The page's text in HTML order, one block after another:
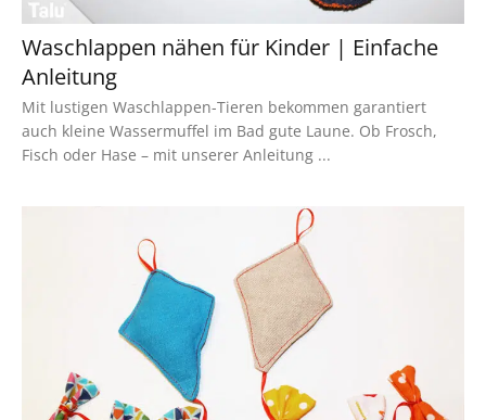
Waschlappen nähen für Kinder | Einfache
Anleitung
Mit lustigen Waschlappen-Tieren bekommen garantiert
auch kleine Wassermuffel im Bad gute Laune. Ob Frosch,
Fisch oder Hase – mit unserer Anleitung ...